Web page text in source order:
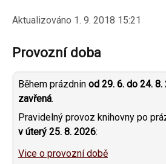
Aktualizováno 1. 9. 2018 15:21
Provozní doba
Během prázdnin od 29. 6. do 24.
zavřená.
Pravidelný provoz knihovny po
v úterý 25. 8. 2026:
Vice o provozní době